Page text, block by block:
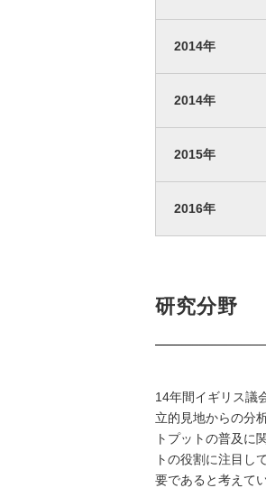
2014年
2014年
2015年
2016年
研究分野
14年間イギリス議
立的見地からの分
トプットの普及に
トの役割に注目し
要であると考えて